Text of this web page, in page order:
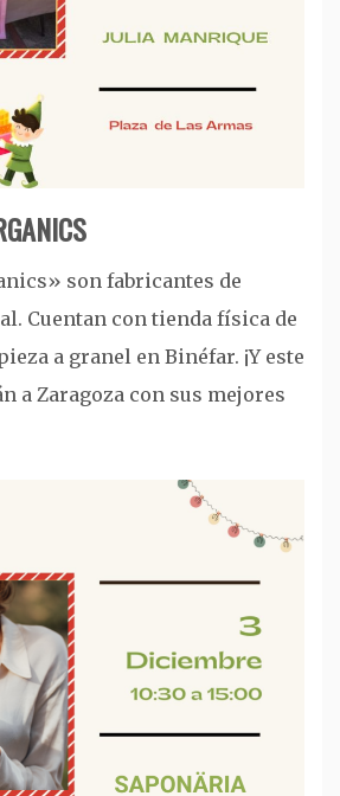
son fabricantes de
Cuentan con tienda física de
a granel en Binéfar. ¡Y este
a Zaragoza con sus mejores